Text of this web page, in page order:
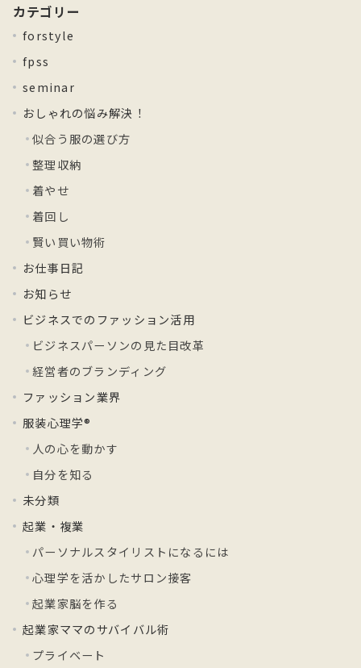
カテゴリー
forstyle
fpss
seminar
おしゃれの悩み解決！
似合う服の選び方
整理収納
着やせ
着回し
賢い買い物術
お仕事日記
お知らせ
ビジネスでのファッション活用
ビジネスパーソンの見た目改革
経営者のブランディング
ファッション業界
服装心理学®
人の心を動かす
自分を知る
未分類
起業・複業
パーソナルスタイリストになるには
心理学を活かしたサロン接客
起業家脳を作る
起業家ママのサバイバル術
プライベート